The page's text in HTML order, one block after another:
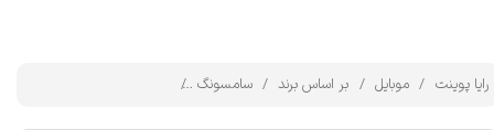
رایا پوینت موبایل بر اساس برند سامسونگ